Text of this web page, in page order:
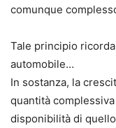
comunque
Tale principio
automobile…
In sostanza, la
quantità
disponibilità di